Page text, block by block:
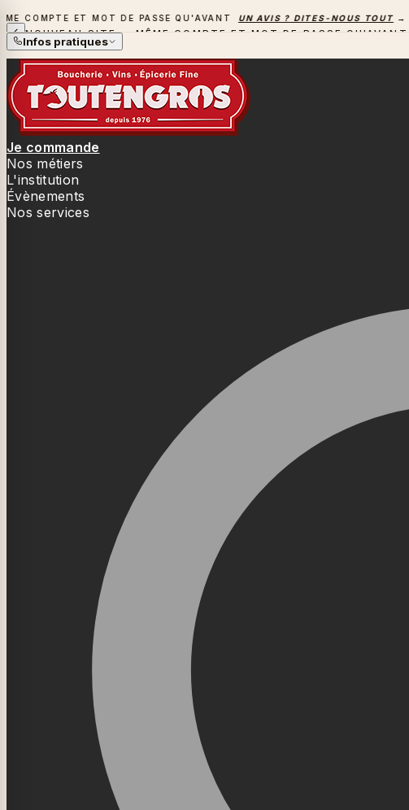
ET MOT DE PASSE QU'AVANT UN AVIS ? DITES-NOUS TOUT →
NOUVEAU SITE — MÊME COMPTE ET MOT DE PASSE QU'AVANT
Infos pratiques
Je commande
Nos métiers
L'institution
Évènements
Nos services